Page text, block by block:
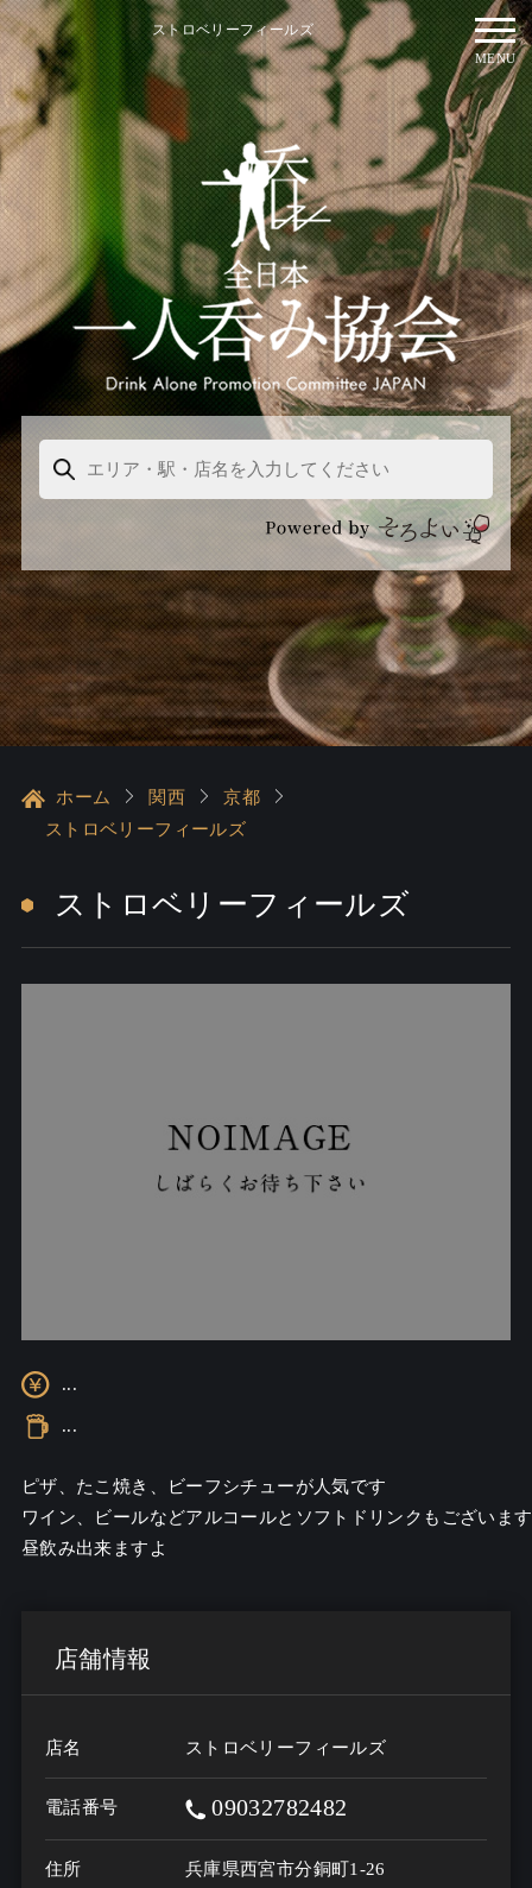
ストロベリーフィールズ
MENU
ホーム 関西
京都
ストロベリーフィールズ
ストロベリーフィールズ
...
...
ピザ、たこ焼き、ビーフシチューが人気です
ワイン、ビールなどアルコールとソフトドリンクもございます
昼飲み出来ますよ
店舗情報
店名 ストロベリーフィールズ
電話番号 09032782482
住所 兵庫県西宮市分銅町1‐26